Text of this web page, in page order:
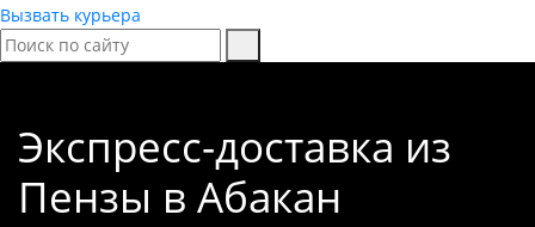
Вызвать курьера
Экспресс-доставка из
Пензы в Абакан